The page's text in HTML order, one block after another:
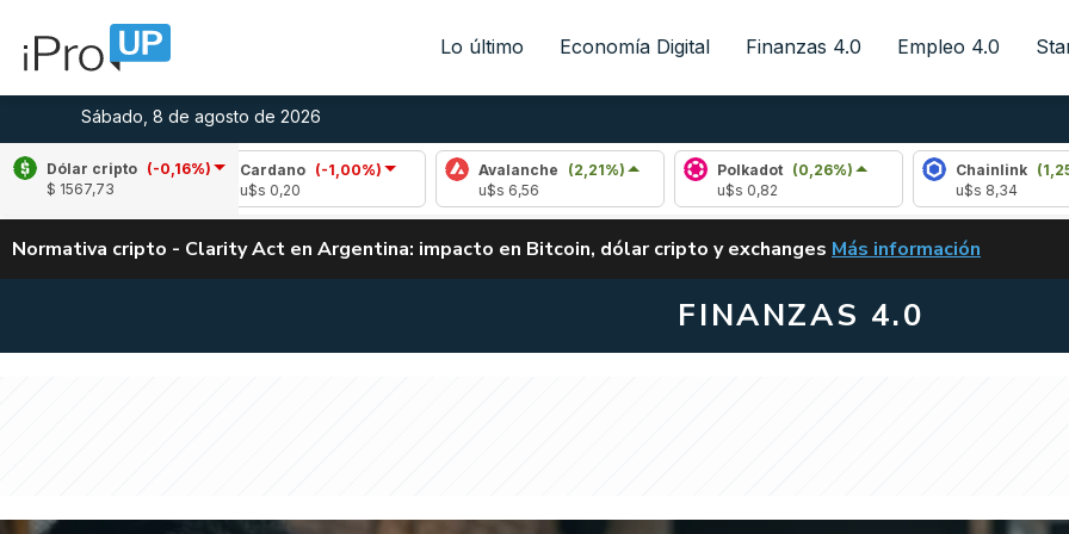
Lo último Economía Digital Finanzas 4.0 Empleo 4.0
Sábado, 8 de agosto de 2026
Dólar cripto (-0,16%)
$ 1567,73
Cardano (-1,00%)
Avalanche (2,21%)
Polkadot
(0,26%)
Chainlink
(1,25%)
Normativa cripto - Clarity Act en Argentina: impacto en Bitcoin, dólar cripto y exchanges CLARITY ACT EN
Más información
FINANZAS 4.0